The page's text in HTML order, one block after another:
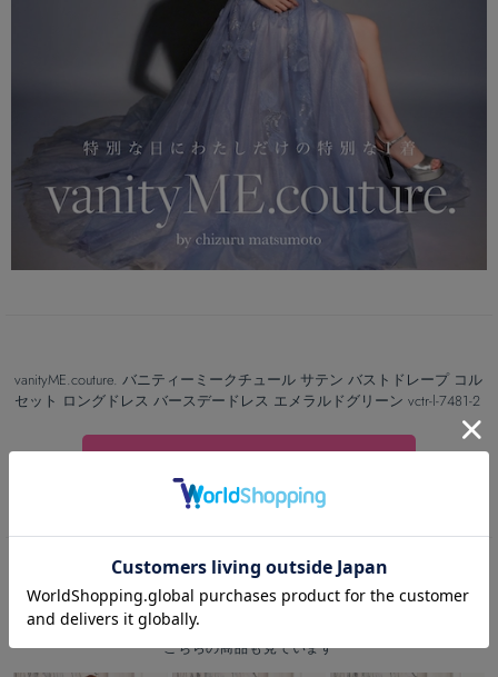
vanityME.couture. バニティーミークチュール サテン バストドレープ コル
セット ロングドレス バースデードレス エメラルドグリーン vctr-l-7481-2
RECOMMEND
この商品を見た人は
こちらの商品も見ています